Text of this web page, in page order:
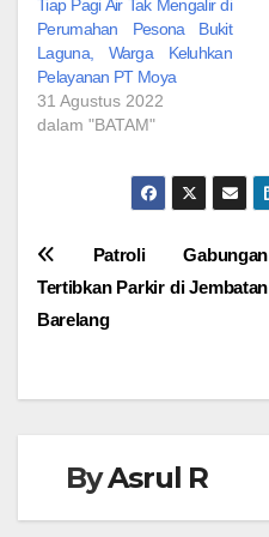
Tiap Pagi Air Tak Mengalir di
Perumahan Pesona Bukit
Laguna, Warga Keluhkan
Pelayanan PT Moya
31 Agustus 2022
dalam "BATAM"
Navigasi
pos
Patroli Gabungan
Tertibkan Parkir di Jembatan
Barelang
ByAsrul R